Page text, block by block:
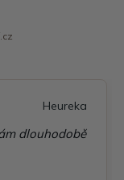
Heureka
dlouhodobě